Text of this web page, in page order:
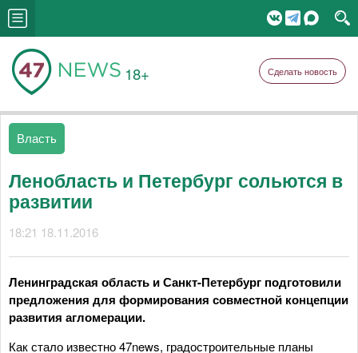
18+ Сделать новость
Власть
Ленобласть и Петербург сольются в
развитии
18:21 18.11.2016
Ленинградская область и Санкт-Петербург подготовили
предложения для формирования совместной концепции
развития агломерации.
Как стало известно 47news, градостроительные планы